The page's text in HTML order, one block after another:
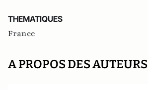
THEMATIQUES
France
A PROPOS DES AUTEURS